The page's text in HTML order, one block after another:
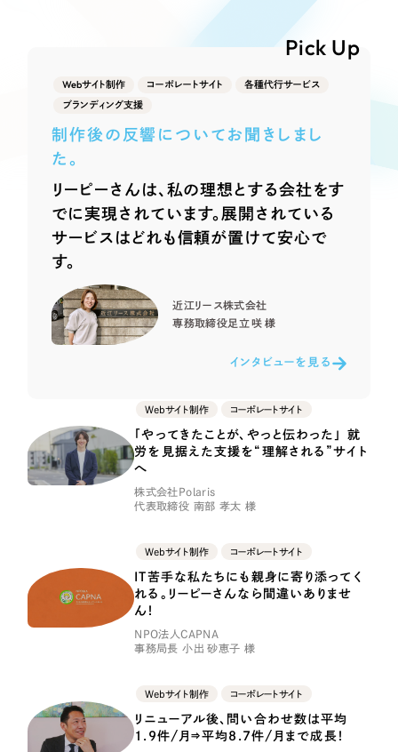
選ばれる理由
サービス
Service
サービス紹介
一過性の広告に頼らず、「仕組み」と「ノウハウ」
を残す資産型DX支援をご提供します
マーケティングDX支援
Webサイト制作
コーポレートサイト制作
採用サイト制作
ECサイト制作
?
コーポレートサイト制作
ブランディング支援
制作実績
コーポレート・企業サイト （278件）
ブランドサイト・サービスサイト
ポータルサイト・メディアサイト
LP（ランディングページ） （28件）
キャンペーン・プロモーションサイト
ブランディング（ロゴ・印刷物） （90件）
オプションサービス
お客様インタビュー
アウトソーシング（代行支援）
リープ・プロジェクト
Pick Up
Webサイト制作 コーポレートサイト
各種代行サービス
ブランディング支援
制作後の反響についてお聞きしまし
た。
リーピーさんは、私の理想とする会社をす
でに実現されています。展開されている
サービスはどれも信頼が置けて安心で
す。
近江リース株式会社
専務取締役足立 咲 様
インタビューを見る
Webサイト制作 コーポレートサイト
「やってきたことが、やっと伝わった」 就
労を見据えた支援を“理解される”サイト
へ
株式会社Polaris
代表取締役 南部 孝太 様
Webサイト制作 コーポレートサイト
IT苦手な私たちにも親身に寄り添ってく
れる。リーピーさんなら間違いありませ
ん！
NPO法人CAPNA
事務局長 小出 砂恵子 様
Webサイト制作 コーポレートサイト
リニューアル後、問い合わせ数は平均
1.9件/月⇒平均8.7件/月まで成長！